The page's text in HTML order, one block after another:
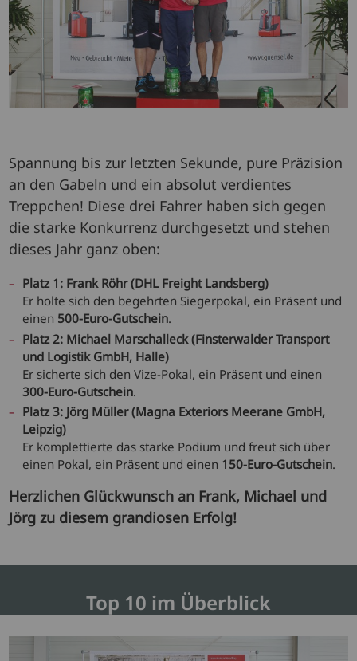
Spannung bis zur letzten Sekunde, pure Präzision
an den Gabeln und ein absolut verdientes
Treppchen! Diese drei Fahrer haben sich gegen
die starke Konkurrenz durchgesetzt und stehen
dieses Jahr ganz oben:
Platz 1: Frank Röhr (DHL Freight Landsberg)
Er holte sich den begehrten Siegerpokal, ein Präsent und
einen 500-Euro-Gutschein.
Platz 2: Michael Marschalleck (Finsterwalder Transport
und Logistik GmbH, Halle)
Er sicherte sich den Vize-Pokal, ein Präsent und einen
300-Euro-Gutschein.
Platz 3: Jörg Müller (Magna Exteriors Meerane GmbH,
Leipzig)
Er komplettierte das starke Podium und freut sich über
einen Pokal, ein Präsent und einen 150-Euro-Gutschein.
Herzlichen Glückwunsch an Frank, Michael und
Jörg zu diesem grandiosen Erfolg!
Top 10 im Überblick